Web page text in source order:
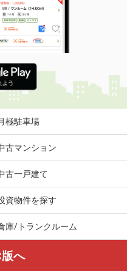
極駐車場
古マンション
古一戸建て
資物件を探す
庫/トランクルーム
へ